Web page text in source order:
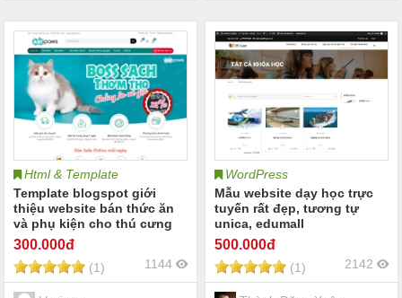
Html & Template
Template blogspot giới
thiệu website bán thức ăn
và phụ kiện cho thú cưng
300.000đ
(1) 1144
WordPress
Mẫu website dạy học trực
tuyến rất đẹp, tương tự
unica, edumall
500.000đ
(1) 2142